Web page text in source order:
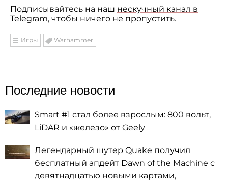
Подписывайтесь на наш нескучный канал в
Telegram, чтобы ничего не пропустить.
Игры Warhammer
Последние новости
Smart #1 стал более взрослым: 800 вольт,
LiDAR и «железо» от Geely
Легендарный шутер Quake получил
бесплатный апдейт Dawn of the Machine с
девятнадцатью новыми картами,